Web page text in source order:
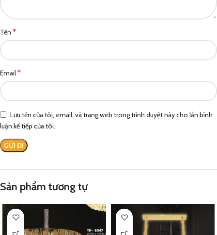
Tên *
Email*
Lưu tên của tôi, email, và trang web trong trình duyệt này cho lần bình
luận kế tiếp của tôi.
Sản phẩm tương tự